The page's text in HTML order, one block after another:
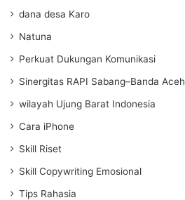
dana desa Karo
Natuna
Perkuat Dukungan Komunikasi
Sinergitas RAPI Sabang–Banda Aceh
wilayah Ujung Barat Indonesia
Cara iPhone
Skill Riset
Skill Copywriting Emosional
Tips Rahasia